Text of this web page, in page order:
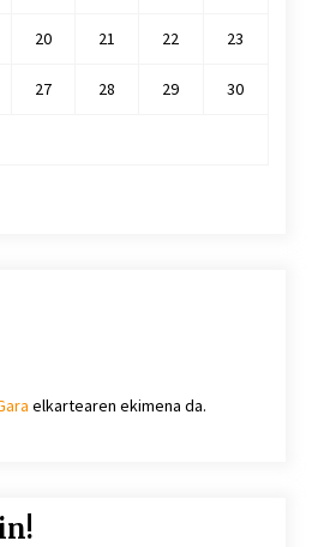
20 21 22 23
27 28 29 30
elkartearen ekimena da.